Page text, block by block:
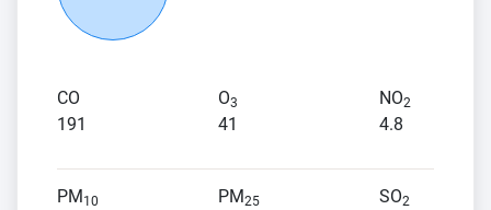
CO
191
O3
41
NO2
4.8
PM10 PM25 SO2